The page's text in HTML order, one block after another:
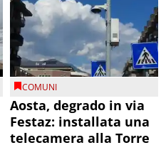
COMUNI
Aosta, degrado in via
Festaz: installata una
telecamera alla Torre